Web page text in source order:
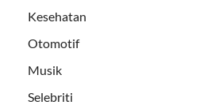
Kesehatan
Otomotif
Musik
Selebriti